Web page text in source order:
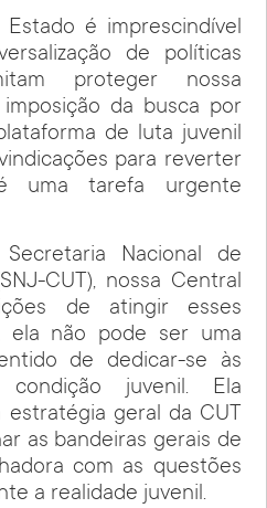
é imprescindível
de políticas
proteger nossa
da busca por
de luta juvenil
para reverter
uma tarefa urgente
Nacional de
CUT), nossa Central
de atingir esses
ela não pode ser uma
de dedicar-se às
condição juvenil. Ela
geral da CUT
as bandeiras gerais de
com as questões
a realidade juvenil.